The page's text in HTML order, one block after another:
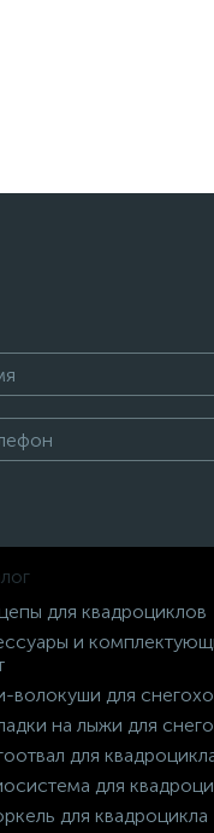
для квадроциклов
и
волокуши для
на лыжи для
для
для
для квадроцикла